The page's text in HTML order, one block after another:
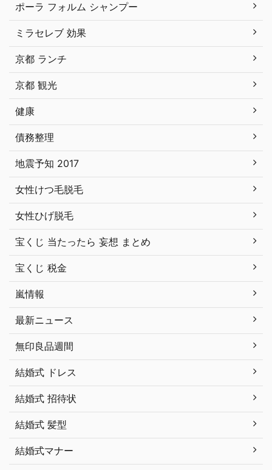
ポーラ フォルム シャンプー
ミラセレブ 効果
京都 ランチ
京都 観光
健康
債務整理
地震予知 2017
女性けつ毛脱毛
女性ひげ脱毛
宝くじ 当たったら 妄想 まとめ
宝くじ 税金
嵐情報
最新ニュース
無印良品週間
結婚式 ドレス
結婚式 招待状
結婚式 髪型
結婚式マナー